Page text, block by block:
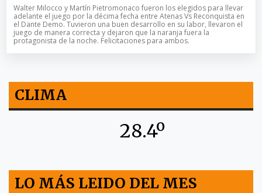
Walter Milocco y Martín Pietromonaco fueron los elegidos para llevar
adelante el juego por la décima fecha entre Atenas Vs Reconquista en
el Dante Demo. Tuvieron una buen desarrollo en su labor, llevaron el
juego de manera correcta y dejaron que la naranja fuera la
protagonista de la noche. Felicitaciones para ambos.
CLIMA
28.4º
LO MÁS LEIDO DEL MES